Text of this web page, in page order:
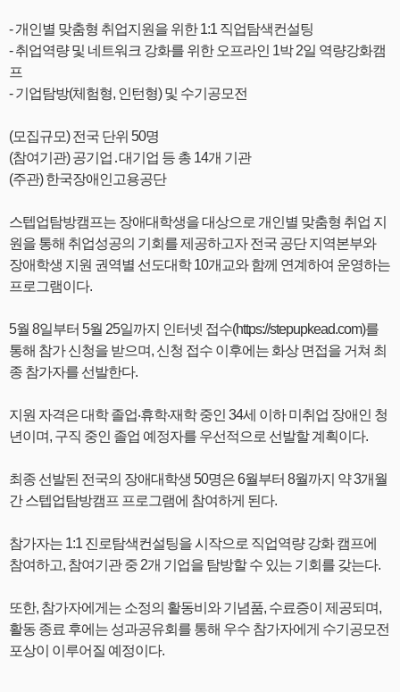
- 개인별 맞춤형 취업지원을 위한 1:1 직업탐색컨설팅
- 취업역량 및 네트워크 강화를 위한 오프라인 1박 2일 역량강화캠
프
- 기업탐방(체험형, 인턴형) 및 수기공모전
(모집규모) 전국 단위 50명
(참여기관) 공기업․대기업 등 총 14개 기관
(주관) 한국장애인고용공단
스텝업탐방캠프는 장애대학생을 대상으로 개인별 맞춤형 취업 지
원을 통해 취업성공의 기회를 제공하고자 전국 공단 지역본부와
장애학생 지원 권역별 선도대학 10개교와 함께 연계하여 운영하는
프로그램이다.
5월 8일부터 5월 25일까지 인터넷 접수(https://stepupkead.com)를
통해 참가 신청을 받으며, 신청 접수 이후에는 화상 면접을 거쳐 최
종 참가자를 선발한다.
지원 자격은 대학 졸업‧휴학‧재학 중인 34세 이하 미취업 장애인 청
년이며, 구직 중인 졸업 예정자를 우선적으로 선발할 계획이다.
최종 선발된 전국의 장애대학생 50명은 6월부터 8월까지 약 3개월
간 스텝업탐방캠프 프로그램에 참여하게 된다.
참가자는 1:1 진로탐색컨설팅을 시작으로 직업역량 강화 캠프에
참여하고, 참여기관 중 2개 기업을 탐방할 수 있는 기회를 갖는다.
또한, 참가자에게는 소정의 활동비와 기념품, 수료증이 제공되며,
활동 종료 후에는 성과공유회를 통해 우수 참가자에게 수기공모전
포상이 이루어질 예정이다.